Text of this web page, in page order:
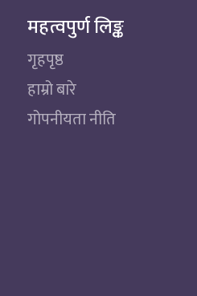
महत्वपुर्ण लिङ्क
गृहपृष्ठ
हाम्रो बारे
गोपनीयता नीति